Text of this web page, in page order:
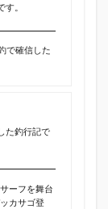
。
で確信した
た釣行記で
ーフを舞台
カサゴ登